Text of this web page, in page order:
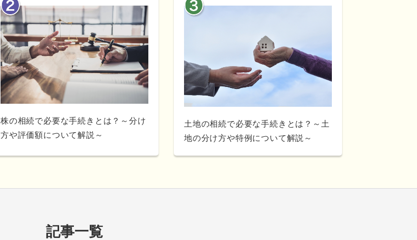
株の相続で必要な手続きとは？～分け
方や評価額について解説～
土地の相続で必要な手続きとは？～土
地の分け方や特例について解説～
記事一覧